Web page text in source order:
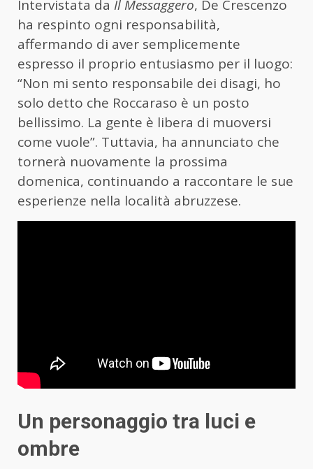
Intervistata da Il Messaggero, De Crescenzo
ha respinto ogni responsabilità,
affermando di aver semplicemente
espresso il proprio entusiasmo per il luogo:
“Non mi sento responsabile dei disagi, ho
solo detto che Roccaraso è un posto
bellissimo. La gente è libera di muoversi
come vuole”. Tuttavia, ha annunciato che
tornerà nuovamente la prossima
domenica, continuando a raccontare le sue
esperienze nella località abruzzese.
Un personaggio tra luci e
ombre